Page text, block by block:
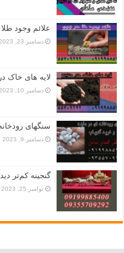
علائم وجود
دسامبر 23, 2023
لایه های خاک
دسامبر 10, 2023
سنگهای
دسامبر 9, 2023
گنجینه کم‌تر
نوامبر 25, 2023